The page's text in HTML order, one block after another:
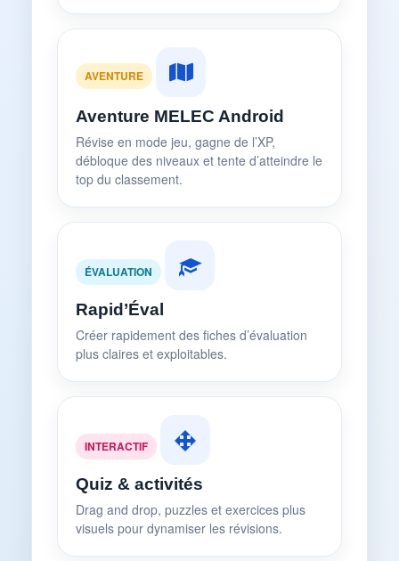
AVENTURE
Aventure MELEC Android
Révise en mode jeu, gagne de l’XP,
débloque des niveaux et tente d’atteindre le
top du classement.
ÉVALUATION
Rapid’Éval
Créer rapidement des fiches d’évaluation
plus claires et exploitables.
INTERACTIF
Quiz & activités
Drag and drop, puzzles et exercices plus
visuels pour dynamiser les révisions.